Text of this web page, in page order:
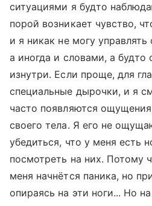
ситуациями я будто
порой возникает чувство,
и я никак не могу
а иногда и словами, а будто
изнутри. Если проще, для
специальные дырочки, и я
часто появляются
своего тела. Я его не
убедиться, что у меня есть
посмотреть на них. Потому
меня начнётся паника, но
опираясь на эти ноги... Но